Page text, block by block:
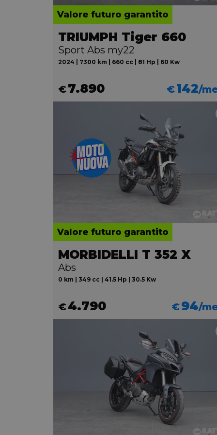
Valore futuro garantito
TRIUMPH Tiger 660
Sport Abs my22
2024 | 7300 km | 660 cc | 81 Hp | 60 Kw
€7.890 €142/
Valore futuro garantito
MORBIDELLI T 352 X
Abs
0 km | 349 cc | 41.5 Hp | 30.5 Kw
€4.790 €94/